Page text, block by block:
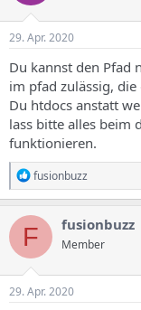
29. Apr. 2020
Du kannst den Pfad
im pfad zulässig,
Du htdocs anstatt
lass bitte alles beim
funktionieren.
R
e
a
k
t
o
n
e
fusionbuzz
F fusionbuzz
Member
29. Apr. 2020